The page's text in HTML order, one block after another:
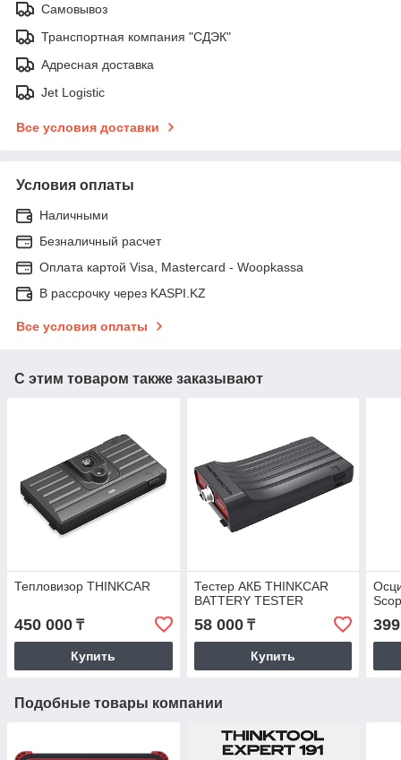
Самовывоз
Транспортная компания "СДЭК"
Адресная доставка
Jet Logistic
Все условия доставки
Условия оплаты
Наличными
Безналичный расчет
Оплата картой Visa, Mastercard - Woopkassa
В рассрочку через KASPI.KZ
Все условия оплаты
С этим товаром также заказывают
Тепловизор THINKCAR
450 000 ₸
Купить
Тестер АКБ THINKCAR
BATTERY TESTER
58 000₸
Купить
Подобные товары компании